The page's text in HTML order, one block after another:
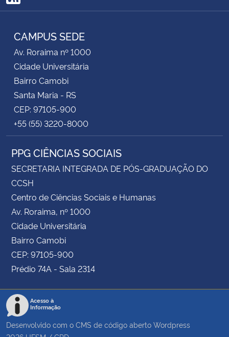
RSS
CAMPUS SEDE
Av. Roraima nº 1000
Cidade Universitária
Bairro Camobi
Santa Maria - RS
CEP: 97105-900
+55 (55) 3220-8000
PPG CIÊNCIAS SOCIAIS
SECRETARIA INTEGRADA DE PÓS-GRADUAÇÃO DO
CCSH
Centro de Ciências Sociais e Humanas
Av. Roraima, nº 1000
Cidade Universitária
Bairro Camobi
CEP: 97105-900
Prédio 74A - Sala 2314
Acesso à
Informação
Desenvolvido com o CMS de código aberto Wordpress